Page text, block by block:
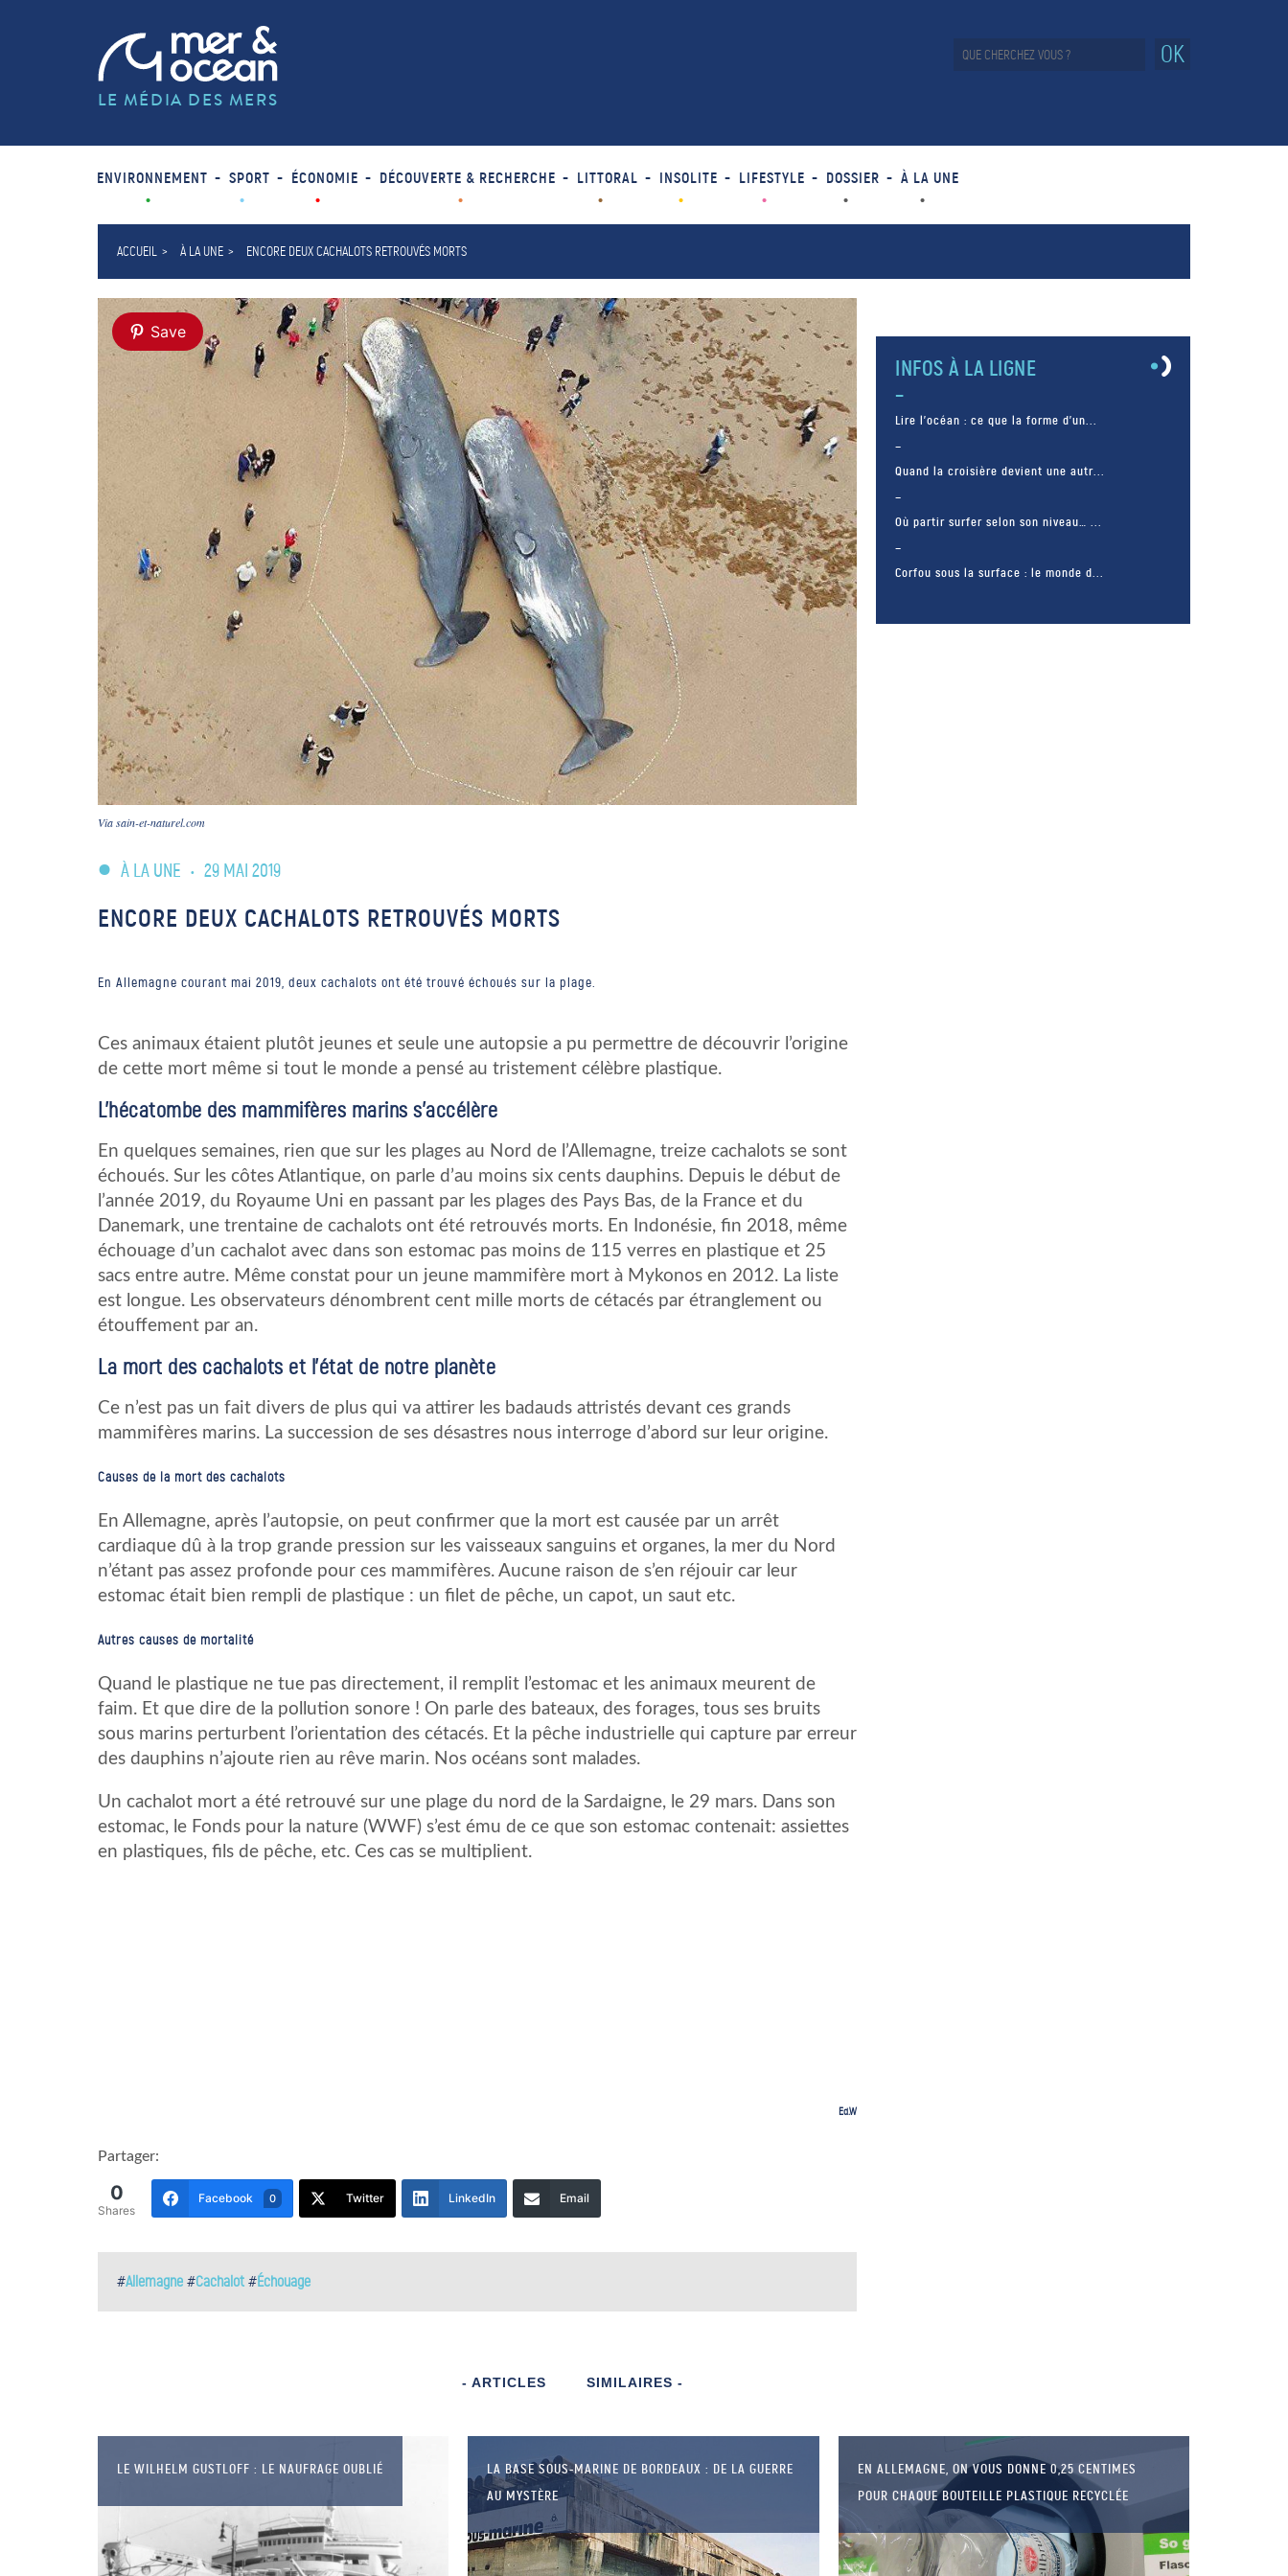
LE MÉDIA DES MERS
OK
ENVIRONNEMENT SPORT ÉCONOMIE DÉCOUVERTE & RECHERCHE LITTORAL INSOLITE LIFESTYLE DOSSIER À LA UNE
ACCUEIL À LA UNE ENCORE DEUX CACHALOTS RETROUVÉS MORTS
Save
Via sain-et-naturel.com
À LA UNE • 29 MAI 2019
ENCORE DEUX CACHALOTS RETROUVÉS MORTS
En Allemagne courant mai 2019, deux cachalots ont été trouvé échoués sur la plage.
Ces animaux étaient plutôt jeunes et seule une autopsie a pu permettre de découvrir l’origine
de cette mort même si tout le monde a pensé au tristement célèbre plastique.
L’hécatombe des mammifères marins s’accélère
En quelques semaines, rien que sur les plages au Nord de l’Allemagne, treize cachalots se sont
échoués. Sur les côtes Atlantique, on parle d’au moins six cents dauphins. Depuis le début de
l’année 2019, du Royaume Uni en passant par les plages des Pays Bas, de la France et du
Danemark, une trentaine de cachalots ont été retrouvés morts. En Indonésie, fin 2018, même
échouage d’un cachalot avec dans son estomac pas moins de 115 verres en plastique et 25
sacs entre autre. Même constat pour un jeune mammifère mort à Mykonos en 2012. La liste
est longue. Les observateurs dénombrent cent mille morts de cétacés par étranglement ou
étouffement par an.
La mort des cachalots et l’état de notre planète
Ce n’est pas un fait divers de plus qui va attirer les badauds attristés devant ces grands
mammifères marins. La succession de ses désastres nous interroge d’abord sur leur origine.
Causes de la mort des cachalots
En Allemagne, après l’autopsie, on peut confirmer que la mort est causée par un arrêt
cardiaque dû à la trop grande pression sur les vaisseaux sanguins et organes, la mer du Nord
n’étant pas assez profonde pour ces mammifères. Aucune raison de s’en réjouir car leur
estomac était bien rempli de plastique : un filet de pêche, un capot, un saut etc.
Autres causes de mortalité
Quand le plastique ne tue pas directement, il remplit l’estomac et les animaux meurent de
faim. Et que dire de la pollution sonore ! On parle des bateaux, des forages, tous ses bruits
sous marins perturbent l’orientation des cétacés. Et la pêche industrielle qui capture par erreur
des dauphins n’ajoute rien au rêve marin. Nos océans sont malades.
Un cachalot mort a été retrouvé sur une plage du nord de la Sardaigne, le 29 mars. Dans son
estomac, le Fonds pour la nature (WWF) s’est ému de ce que son estomac contenait: assiettes
en plastiques, fils de pêche, etc. Ces cas se multiplient.
Ed.W
Partager:
0
Shares
Facebook 0 Twitter LinkedIn Email
#Allemagne #Cachalot #Échouage
INFOS À LA LIGNE
Lire l’océan : ce que la forme d’un...
Quand la croisière devient une autr...
Où partir surfer selon son niveau… ...
Corfou sous la surface : le monde d...
- ARTICLES SIMILAIRES -
LE WILHELM GUSTLOFF : LE NAUFRAGE OUBLIÉ
LA BASE SOUS-MARINE DE BORDEAUX : DE LA GUERRE
AU MYSTÈRE
EN ALLEMAGNE, ON VOUS DONNE 0,25 CENTIMES
POUR CHAQUE BOUTEILLE PLASTIQUE RECYCLÉE